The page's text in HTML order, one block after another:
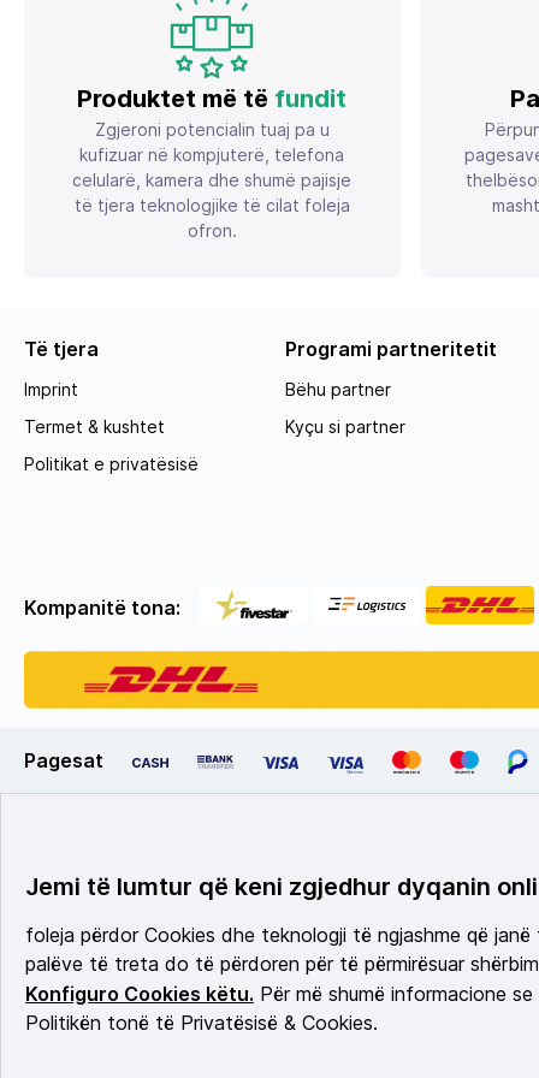
Produktet më të fundit
Zgjeroni potencialin tuaj pa u
kufizuar në kompjuterë, telefona
celularë, kamera dhe shumë pajisje
të tjera teknologjike të cilat foleja
ofron.
Të tjera
Imprint
Termet & kushtet
Politikat e privatësisë
Programi partneritetit
Bëhu partner
Kyçu si partner
Kompanitë tona:
Pagesat
Jemi të lumtur që keni zgjedhur dyqanin
foleja përdor Cookies dhe teknologji të ngjashme që
palëve të treta do të përdoren për të përmirësuar
Konfiguro Cookies këtu. Për më shumë informacione
Politikën tonë të Privatësisë & Cookies.